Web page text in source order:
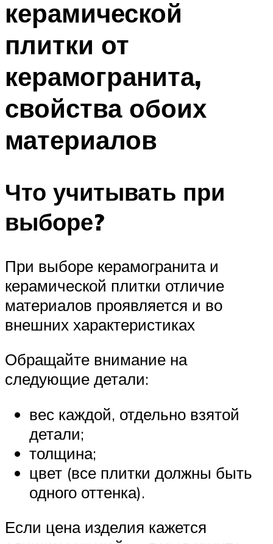
керамической
плитки от
керамогранита,
свойства обоих
материалов
Что учитывать при
выборе?
При выборе керамогранита и
керамической плитки отличие
материалов проявляется и во
внешних характеристиках
Обращайте внимание на
следующие детали:
вес каждой, отдельно взятой
детали;
толщина;
цвет (все плитки должны быть
одного оттенка).
Если цена изделия кажется